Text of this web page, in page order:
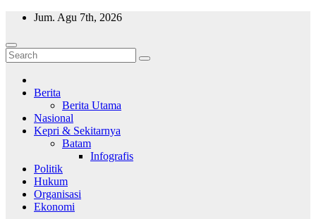
Skip
content
Jum. Agu 7th, 2026
Wajah Batam
CCTV nya kota Batam
Berita
Berita Utama
Nasional
Kepri & Sekitarnya
Batam
Infografis
Politik
Hukum
Organisasi
Ekonomi